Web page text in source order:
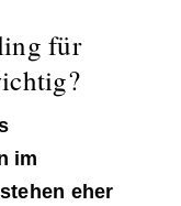
für
im
eher